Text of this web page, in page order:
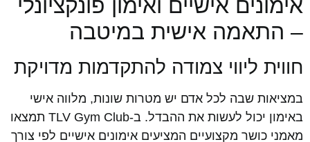
אימונים אישיים ואימון פונקציונלי
– התאמה אישית במיטבה
חווית ליווי צמודה להתקדמות מדויקת
במציאות שבה לכל אדם יש מטרות שונות, מלווה אישי
באימון יכול לעשות את ההבדל. ב-TLV Gym Club תמצאו
מאמני כושר מקצועיים המציעים אימונים אישיים לפי צורך